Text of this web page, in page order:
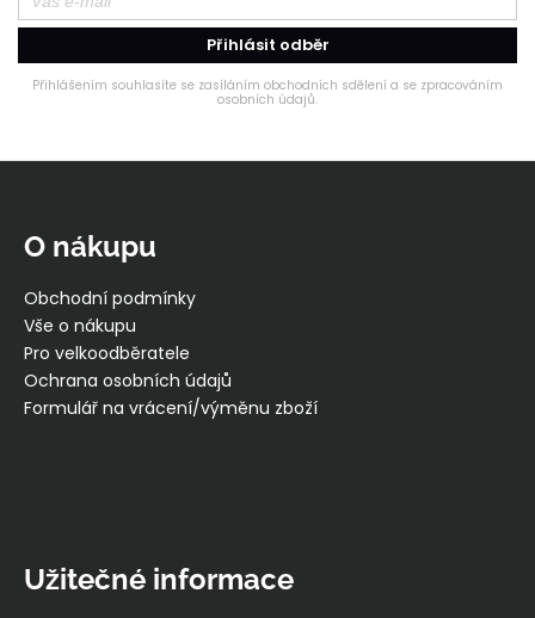
Přihlásit odběr
Přihlášením souhlasíte se zasíláním obchodních sdělení a se zpracováním
osobních údajů.
O nákupu
Obchodní podmínky
Vše o nákupu
Pro velkoodběratele
Ochrana osobních údajů
Formulář na vrácení/výměnu zboží
Užitečné informace